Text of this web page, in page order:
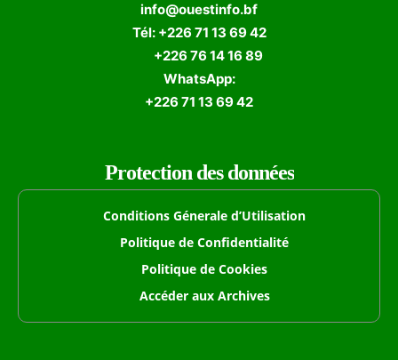
info@ouestinfo.bf
Tél: +226 71 13 69 42
+226 76 14 16 89
WhatsApp:
+226 71 13 69 42
Protection des données
Conditions Génerale d’Utilisation
Politique de Confidentialité
Politique de Cookies
Accéder aux Archives